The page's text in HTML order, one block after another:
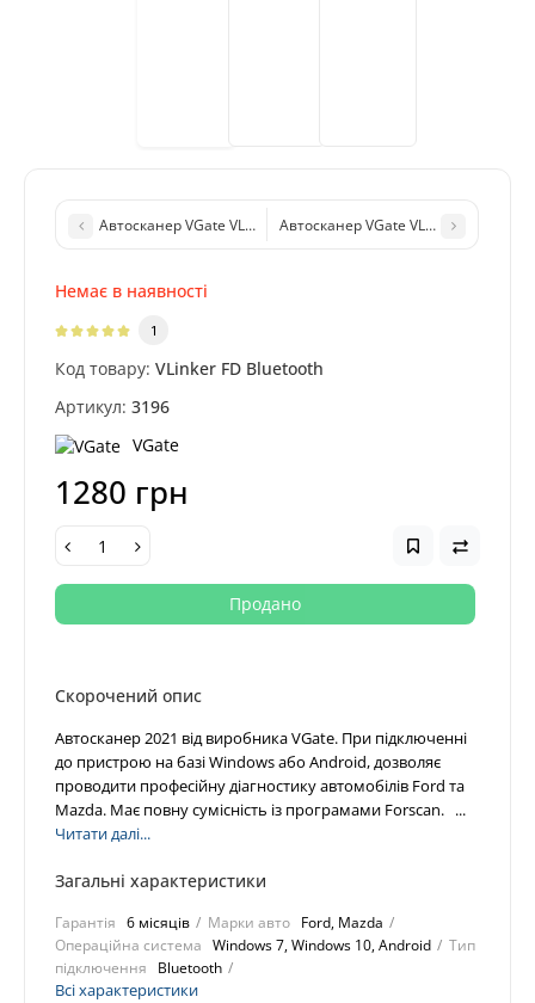
Автосканер VGate VLinker FD WiFi для роботи із Forscan
Автосканер VGate VLinker MC+
Немає в наявності
1
Код товару: VLinker FD Bluetooth
Артикул: 3196
VGate
1280 грн
Продано
Скорочений опис
Автосканер 2021 від виробника VGate. При підключенні
до пристрою на базі Windows або Android, дозволяє
проводити професійну діагностику автомобілів Ford та
Mazda. Має повну сумісність із програмами Forscan. ...
Читати далі...
Загальні характеристики
Гарантія 6 місяців Марки авто Ford, Mazda
Операційна система Windows 7, Windows 10, Android
Тип
підключення
Bluetooth
Всі характеристики